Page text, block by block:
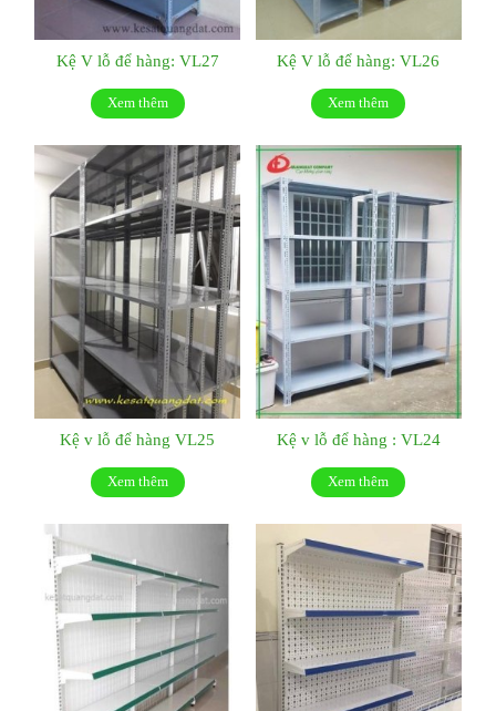
Kệ V lỗ để hàng: VL27
Xem thêm
Kệ V lỗ để hàng: VL26
Xem thêm
Kệ v lỗ để hàng VL25
Xem thêm
Kệ v lỗ để hàng : VL24
Xem thêm